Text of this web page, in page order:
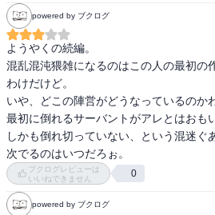
い？わりとマジで。
powered by ブクログ
ようやくの続編。
混乱混沌猥雑になるのはこの人の最初の
わけだけど。
いや、どこの陣営がどうなっているのか
最初に倒れるサーバントがアレとはおも
しかも倒れ切っていない、という混迷ぐ
次でるのはいつだろぉ。
ブクログレビューは
いいねできません
0
powered by ブクログ